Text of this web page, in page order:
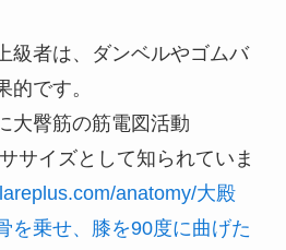
級者は、ダンベルやゴムバ
的です。
大臀筋の筋電図活動
サイズとして知られていま
anatomy/大殿
を乗せ、膝を90度に曲げた